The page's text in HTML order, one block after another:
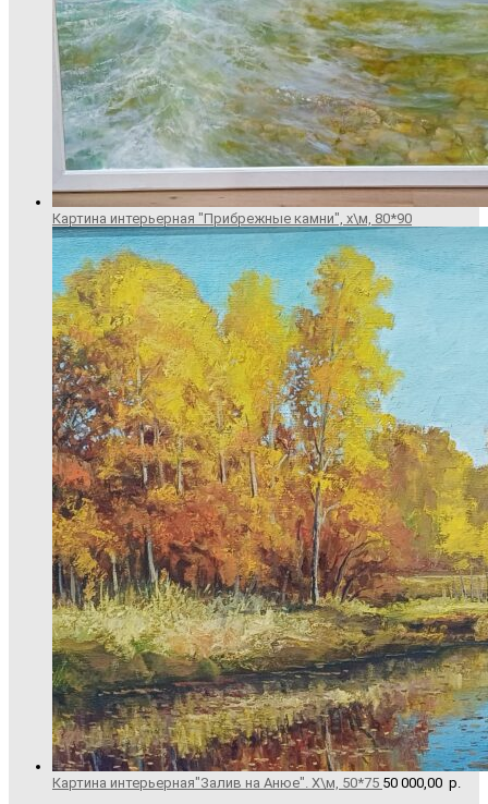
Картина интерьерная "Прибрежные камни", х\м, 80*90
Картина интерьерная"Залив на Анюе". Х\м, 50*75 50 000,00 р.